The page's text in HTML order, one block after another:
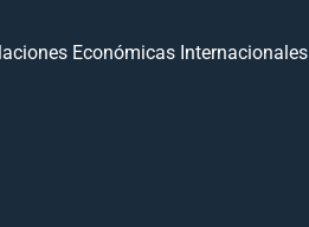
Económicas Internacionales